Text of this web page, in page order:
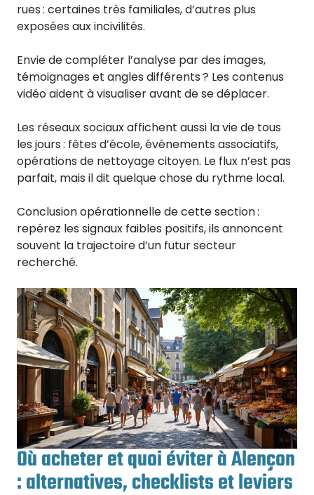
rues : certaines très familiales, d’autres plus
exposées aux incivilités.
Envie de compléter l’analyse par des images,
témoignages et angles différents ? Les contenus
vidéo aident à visualiser avant de se déplacer.
Les réseaux sociaux affichent aussi la vie de tous
les jours : fêtes d’école, événements associatifs,
opérations de nettoyage citoyen. Le flux n’est pas
parfait, mais il dit quelque chose du rythme local.
Conclusion opérationnelle de cette section :
repérez les signaux faibles positifs, ils annoncent
souvent la trajectoire d’un futur secteur
recherché.
Où acheter et quoi éviter à Alençon
: alternatives, checklists et leviers